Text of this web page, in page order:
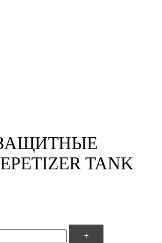
TANK
+